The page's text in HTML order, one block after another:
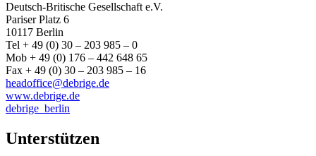
Deutsch-Britische Gesellschaft e.V.
Pariser Platz 6
10117 Berlin
Tel + 49 (0) 30 – 203 985 – 0
Mob + 49 (0) 176 – 442 648 65
Fax + 49 (0) 30 – 203 985 – 16
headoffice@debrige.de
www.debrige.de
debrige_berlin
Unterstützen